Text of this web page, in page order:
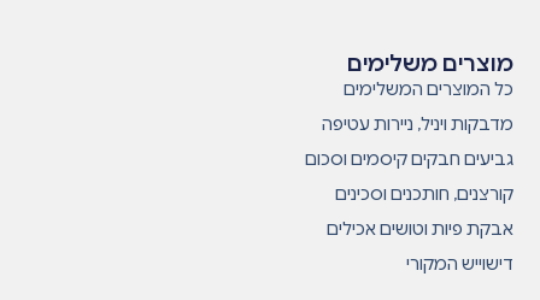
מוצרים משלימים
כל המוצרים המשלימים
מדבקות ויניל, ניירות עטיפה
גביעים חבקים קיסמים וסכום
קורצנים, חותכנים וסכינים
אבקת פיות וטושים אכילים
דישוייש המקורי